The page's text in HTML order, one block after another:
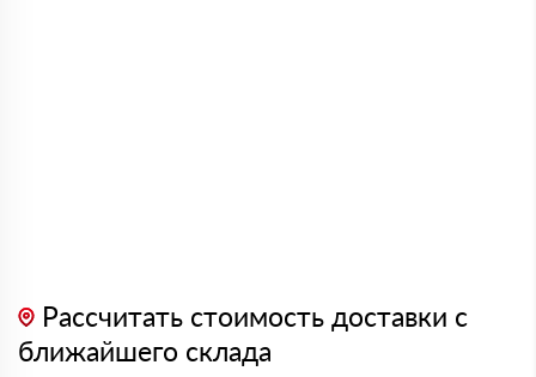
Рассчитать стоимость доставки с
ближайшего склада